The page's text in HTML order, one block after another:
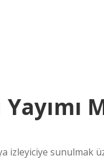
izleyiciye sunulmak